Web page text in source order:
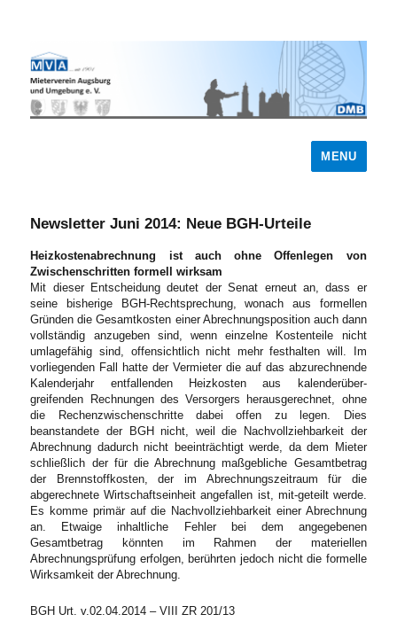
MENU
Newsletter Juni 2014: Neue BGH-Urteile
Heizkostenabrechnung ist auch ohne Offenlegen von
Zwischenschritten formell wirksam
Mit dieser Entscheidung deutet der Senat erneut an, dass er
seine bisherige BGH-Rechtsprechung, wonach aus formellen
Gründen die Gesamtkosten einer Abrechnungsposition auch dann
vollständig anzugeben sind, wenn einzelne Kostenteile nicht
umlagefähig sind, offensichtlich nicht mehr festhalten will. Im
vorliegenden Fall hatte der Vermieter die auf das abzurechnende
Kalenderjahr entfallenden Heizkosten aus kalenderüber-
greifenden Rechnungen des Versorgers herausgerechnet, ohne
die Rechenzwischenschritte dabei offen zu legen. Dies
beanstandete der BGH nicht, weil die Nachvollziehbarkeit der
Abrechnung dadurch nicht beeinträchtigt werde, da dem Mieter
schließlich der für die Abrechnung maßgebliche Gesamtbetrag
der Brennstoffkosten, der im Abrechnungszeitraum für die
abgerechnete Wirtschaftseinheit angefallen ist, mit-geteilt werde.
Es komme primär auf die Nachvollziehbarkeit einer Abrechnung
an. Etwaige inhaltliche Fehler bei dem angegebenen
Gesamtbetrag könnten im Rahmen der materiellen
Abrechnungsprüfung erfolgen, berührten jedoch nicht die formelle
Wirksamkeit der Abrechnung.
BGH Urt. v.02.04.2014 – VIII ZR 201/13